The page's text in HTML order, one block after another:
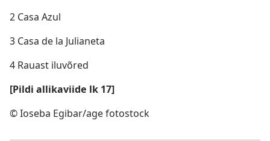
2 Casa Azul
3 Casa de la Julianeta
4 Rauast iluvõred
[Pildi allikaviide lk 17]
© Ioseba Egibar/age fotostock